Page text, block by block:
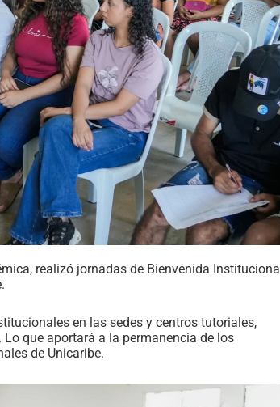
realizó jornadas de Bienvenida Institucional
en las sedes y centros tutoriales,
que aportará a la permanencia de los
de Unicaribe.